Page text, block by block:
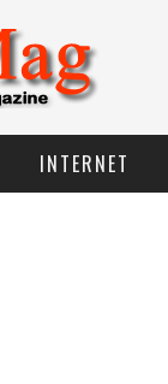
INTERNET